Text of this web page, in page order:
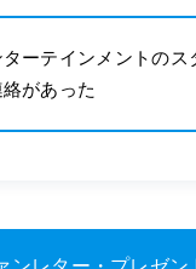
ーテインメントのス
があった